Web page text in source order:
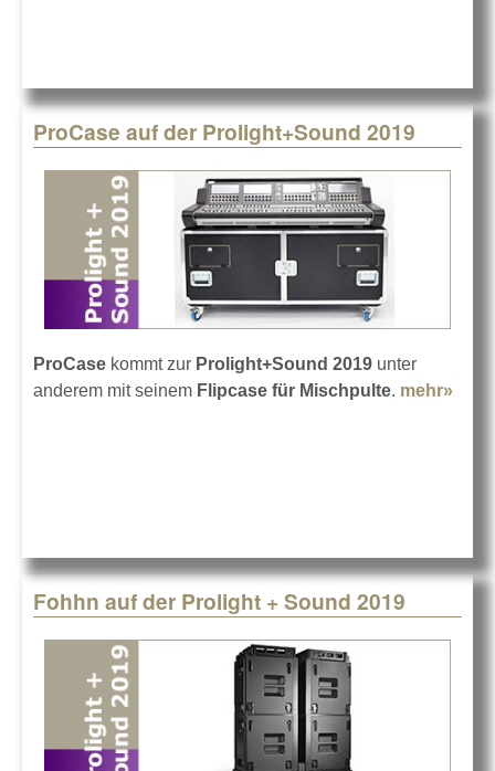
ProCase auf der Prolight+Sound 2019
ProCase kommt zur Prolight+Sound 2019 unter
anderem mit seinem Flipcase für Mischpulte. mehr»
Fohhn auf der Prolight + Sound 2019